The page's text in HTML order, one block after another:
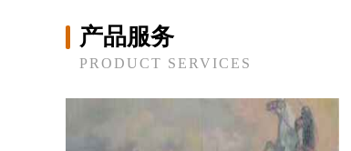
产品服务
PRODUCT SERVICES